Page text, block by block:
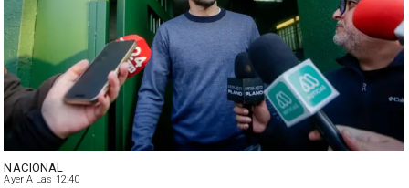
NACIONAL
Ayer A Las 12:40